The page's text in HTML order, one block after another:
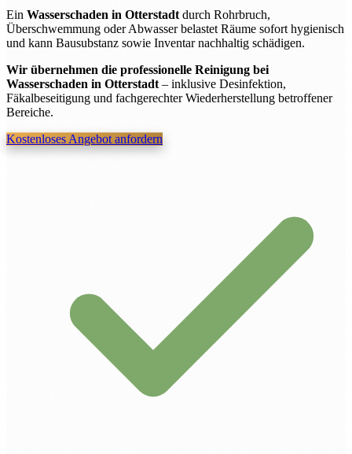
Ein Wasserschaden in Otterstadtdurch Rohrbruch,
Überschwemmung oder Abwasser belastet Räume sofort hygienisch
und kann Bausubstanz sowie Inventar nachhaltig schädigen.
Wir übernehmen die professionelle Reinigung bei
Wasserschaden in Otterstadt– inklusive Desinfektion,
Fäkalbeseitigung und fachgerechter Wiederherstellung betroffener
Bereiche.
Kostenloses Angebot anfordern